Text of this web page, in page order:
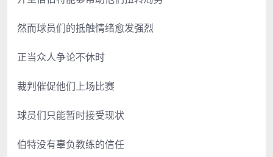
然而球员们的抵触情绪愈发强烈
正当众人争论不休时
裁判催促他们上场比赛
球员们只能暂时接受现状
伯特没有辜负教练的信任